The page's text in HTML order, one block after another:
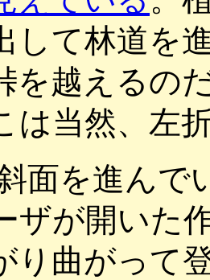
して林道を
を越えるの
は当然、左
面を進んで
ザが開いた
り曲がって